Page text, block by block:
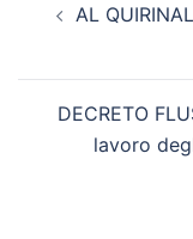
AL
DECRETO
lavoro